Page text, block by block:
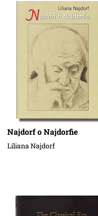
Najdorf o Najdorfie
Liliana Najdorf